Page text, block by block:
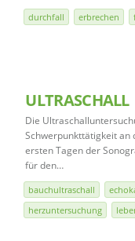
durchfall erbrechen
ULTRASCHALL
Die
Schwerpunkttätigkeit an
ersten Tagen der
für den…
bauchultraschall
herzuntersuchung